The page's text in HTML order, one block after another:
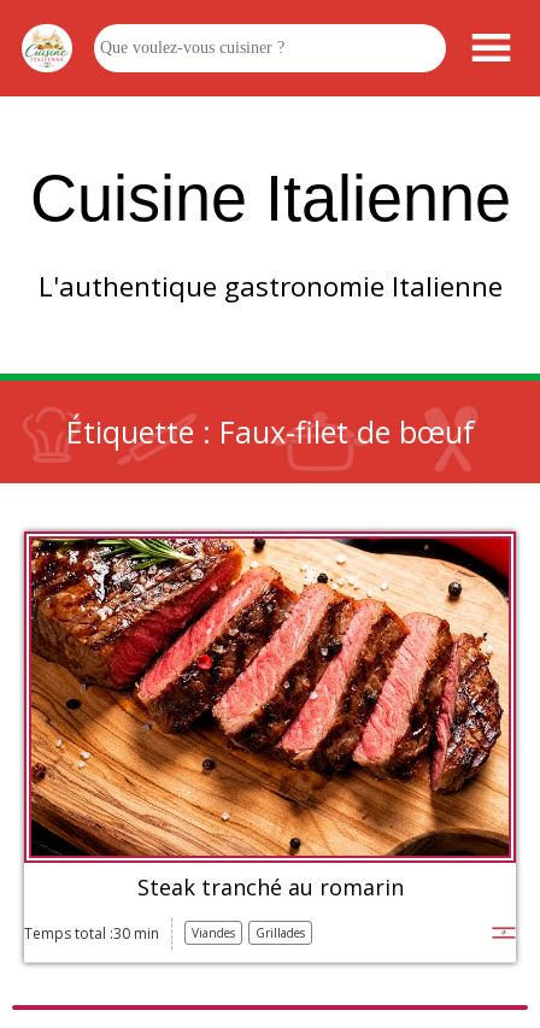
Cuisine Italienne
L'authentique gastronomie Italienne
Étiquette : Faux-filet de bœuf
Steak tranché au romarin
Temps total :30 min Viandes Grillades